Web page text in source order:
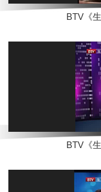
BTV《
BTV《